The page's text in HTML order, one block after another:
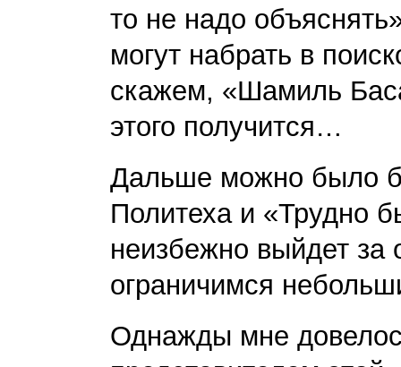
то не надо
могут набрать в
скажем, «Шамиль
этого получится…
Дальше можно было
Политеха и «Трудно
неизбежно выйдет
ограничимся
Однажды мне